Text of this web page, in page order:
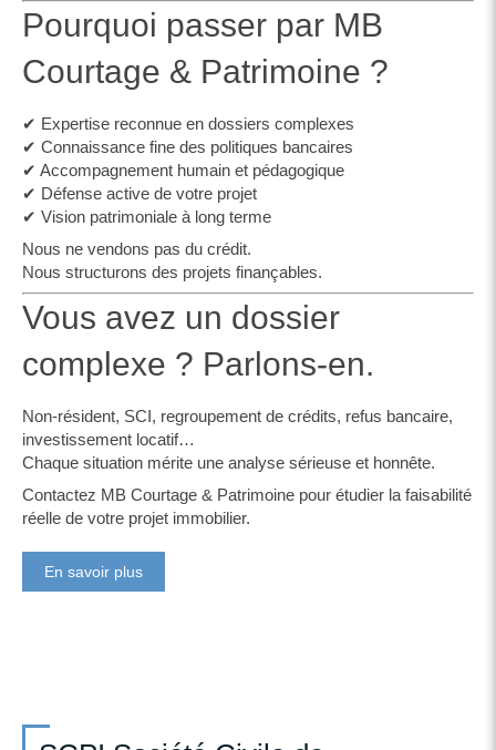
Pourquoi passer par MB
Courtage & Patrimoine ?
✔ Expertise reconnue en dossiers complexes
✔ Connaissance fine des politiques bancaires
✔ Accompagnement humain et pédagogique
✔ Défense active de votre projet
✔ Vision patrimoniale à long terme
Nous ne vendons pas du crédit.
Nous structurons des projets finançables.
Vous avez un dossier
complexe ? Parlons-en.
Non-résident, SCI, regroupement de crédits, refus bancaire,
investissement locatif…
Chaque situation mérite une analyse sérieuse et honnête.
Contactez MB Courtage & Patrimoine pour étudier la faisabilité
réelle de votre projet immobilier.
En savoir plus